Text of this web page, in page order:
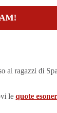
ai ragazzi di
le quote